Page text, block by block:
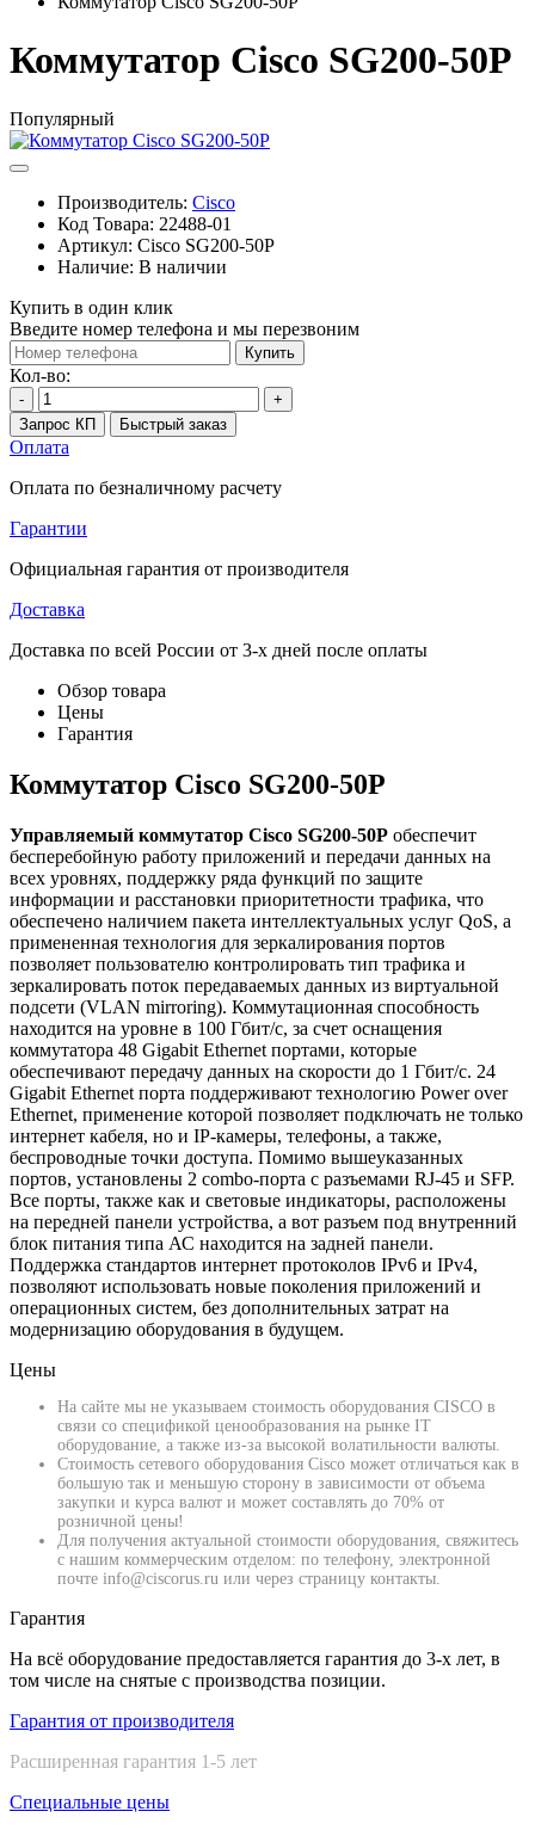
Коммутатор Cisco SG200-50P
Популярный
Производитель: Cisco
Код Товара: 22488-01
Артикул: Cisco SG200-50P
Наличие: В наличии
Купить в один клик
Введите номер телефона и мы перезвоним
Купить
Кол-во:
-
+
Запрос КП
Быстрый заказ
Оплата
Оплата по безналичному расчету
Гарантии
Официальная гарантия от производителя
Доставка
Доставка по всей России от 3-х дней после оплаты
Обзор товара
Цены
Гарантия
Коммутатор Cisco SG200-50P
Управляемый коммутатор Cisco SG200-50P обеспечит
бесперебойную работу приложений и передачи данных на
всех уровнях, поддержку ряда функций по защите
информации и расстановки приоритетности трафика, что
обеспечено наличием пакета интеллектуальных услуг QoS, а
примененная технология для зеркалирования портов
позволяет пользователю контролировать тип трафика и
зеркалировать поток передаваемых данных из виртуальной
подсети (VLAN mirroring). Коммутационная способность
находится на уровне в 100 Гбит/с, за счет оснащения
коммутатора 48 Gigabit Ethernet портами, которые
обеспечивают передачу данных на скорости до 1 Гбит/с. 24
Gigabit Ethernet порта поддерживают технологию Power over
Ethernet, применение которой позволяет подключать не только
интернет кабеля, но и IP-камеры, телефоны, а также,
беспроводные точки доступа. Помимо вышеуказанных
портов, установлены 2 combo-порта с разъемами RJ-45 и SFP.
Все порты, также как и световые индикаторы, расположены
на передней панели устройства, а вот разъем под внутренний
блок питания типа АС находится на задней панели.
Поддержка стандартов интернет протоколов IPv6 и IPv4,
позволяют использовать новые поколения приложений и
операционных систем, без дополнительных затрат на
модернизацию оборудования в будущем.
Цены
На сайте мы не указываем стоимость оборудования CISCO в
связи со спецификой ценообразования на рынке IT
оборудование, а также из-за высокой волатильности валюты.
Стоимость сетевого оборудования Cisco может отличаться как в
большую так и меньшую сторону в зависимости от объема
закупки и курса валют и может составлять до 70% от
розничной цены!
Для получения актуальной стоимости оборудования, свяжитесь
с нашим коммерческим отделом: по телефону, электронной
почте info@ciscorus.ru или через страницу контакты.
Гарантия
На всё оборудование предоставляется гарантия до 3-х лет, в
том числе на снятые с производства позиции.
Гарантия от производителя
Расширенная гарантия 1-5 лет
Специальные цены